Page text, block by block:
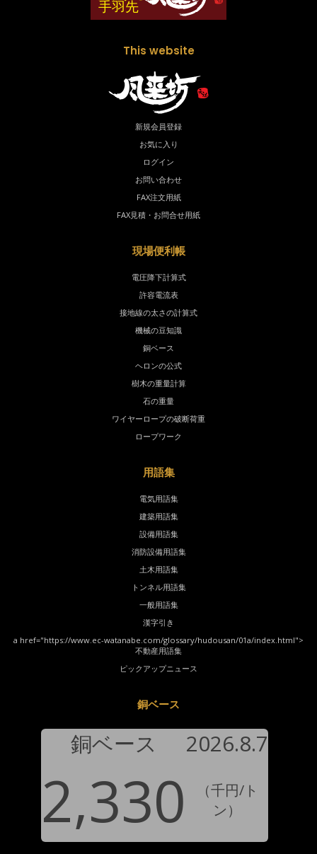
This website
新規会員登録
お気に入り
ログイン
お問い合わせ
FAX注文用紙
FAX見積・お問合せ用紙
現場便利帳
電圧降下計算式
許容電流表
接地線の太さの計算式
機械の豆知識
銅ベース
ヘロンの公式
樹木の重量計算
石の重量
ワイヤーロープの破断荷重
ロープワーク
用語集
電気用語集
建築用語集
設備用語集
消防設備用語集
土木用語集
トンネル用語集
一般用語集
漢字引き
a href="https://www.ec-watanabe.com/glossary/hudousan/01a/index.html">
不動産用語集
ピックアップニュース
銅ベース
銅ベース 2026.8.7
2,330
（千円/ト
ン）